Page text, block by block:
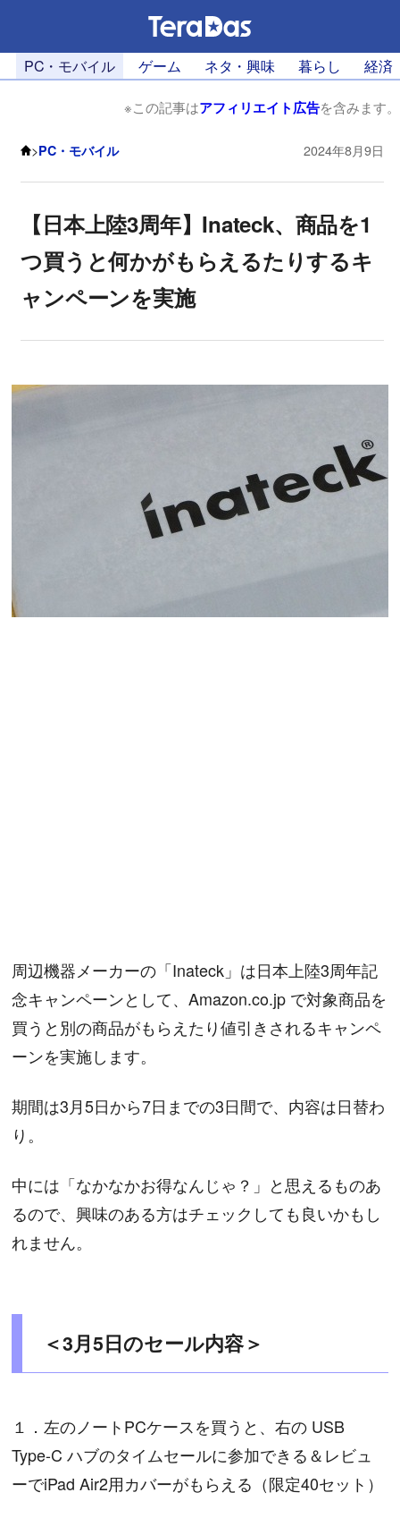
PC・モバイル ゲーム ネタ・興味 暮らし 経済
※この記事はアフィリエイト広告を含みます。
>PC・モバイル 2024年8月9日
【日本上陸3周年】Inateck、商品を1
つ買うと何かがもらえるたりするキ
ャンペーンを実施
周辺機器メーカーの「Inateck」は日本上陸3周年記
念キャンペーンとして、Amazon.co.jp で対象商品を
買うと別の商品がもらえたり値引きされるキャンペ
ーンを実施します。
期間は3月5日から7日までの3日間で、内容は日替わ
り。
中には「なかなかお得なんじゃ？」と思えるものあ
るので、興味のある方はチェックしても良いかもし
れません。
＜3月5日のセール内容＞
１．左のノートPCケースを買うと、右の USB
Type-C ハブのタイムセールに参加できる＆レビュ
ーでiPad Air2用カバーがもらえる（限定40セット）